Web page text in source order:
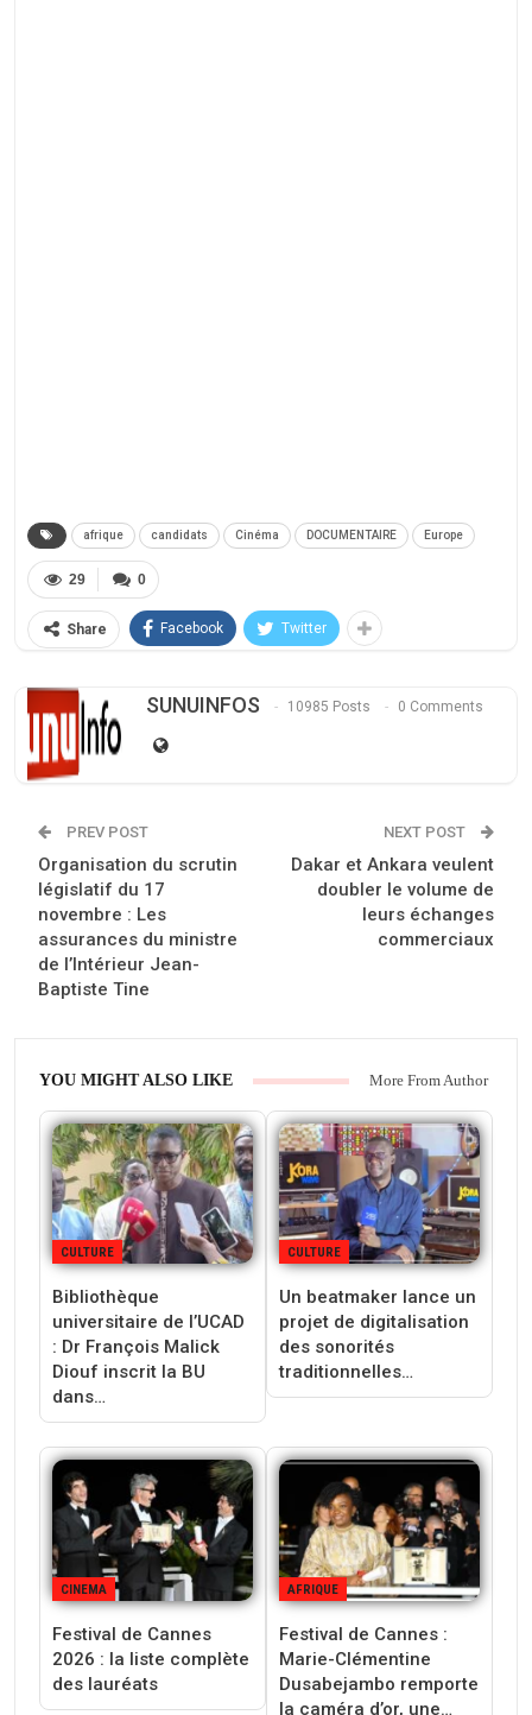
afrique candidats Cinéma DOCUMENTAIRE Europe
0
29
Share Facebook Twitter
SUNUINFOS 10985 Posts 0 Comments
PREV POST
Organisation du scrutin
législatif du 17
novembre : Les
assurances du ministre
de l’Intérieur Jean-
Baptiste Tine
NEXT POST
Dakar et Ankara veulent
doubler le volume de
leurs échanges
commerciaux
YOU MIGHT ALSO LIKE More From Author
CULTURE
Bibliothèque
universitaire de l’UCAD
: Dr François Malick
Diouf inscrit la BU
dans…
CULTURE
Un beatmaker lance un
projet de digitalisation
des sonorités
traditionnelles…
CINEMA
Festival de Cannes
2026 : la liste complète
des lauréats
AFRIQUE
Festival de Cannes :
Marie-Clémentine
Dusabejambo remporte
la caméra d’or, une…